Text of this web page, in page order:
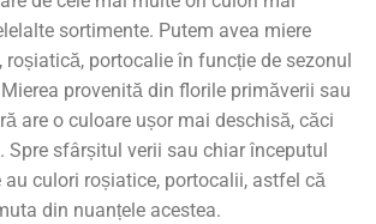
sortimente. Putem avea miere
roșiatică, portocalie în funcție de sezonul
provenită din florile primăverii sau
are o culoare ușor mai deschisă, căci
Spre sfârșitul verii sau chiar începutul
culori roșiatice, portocalii, astfel că
din nuanțele acestea.